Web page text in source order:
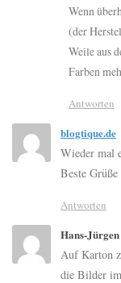
Wenn
(der
Weile aus
Farben
Antworten
blogtique.de
Wieder mal
Beste Grüße
Antworten
Hans-
Auf Karton
die Bilder